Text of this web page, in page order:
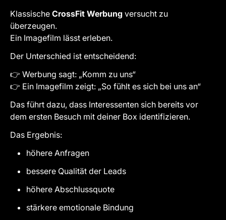
Klassische CrossFit Werbung versucht zu
überzeugen.
Ein Imagefilm lässt erleben.
Der Unterschied ist entscheidend:
👉 Werbung sagt: „Komm zu uns“
👉 Ein Imagefilm zeigt: „So fühlt es sich bei uns an“
Das führt dazu, dass Interessenten sich bereits vor
dem ersten Besuch mit deiner Box identifizieren.
Das Ergebnis:
höhere Anfragen
bessere Qualität der Leads
höhere Abschlussquote
stärkere emotionale Bindung